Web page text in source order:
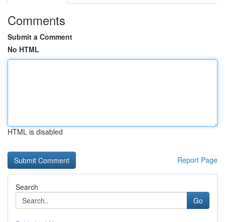
Comments
Submit a Comment
No HTML
HTML is disabled
Report Page
Search
Go